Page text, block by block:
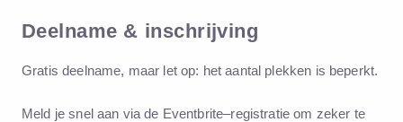
Deelname & inschrijving
Gratis deelname, maar let op: het aantal plekken is beperkt.
Meld je snel aan via de Eventbrite–registratie om zeker te